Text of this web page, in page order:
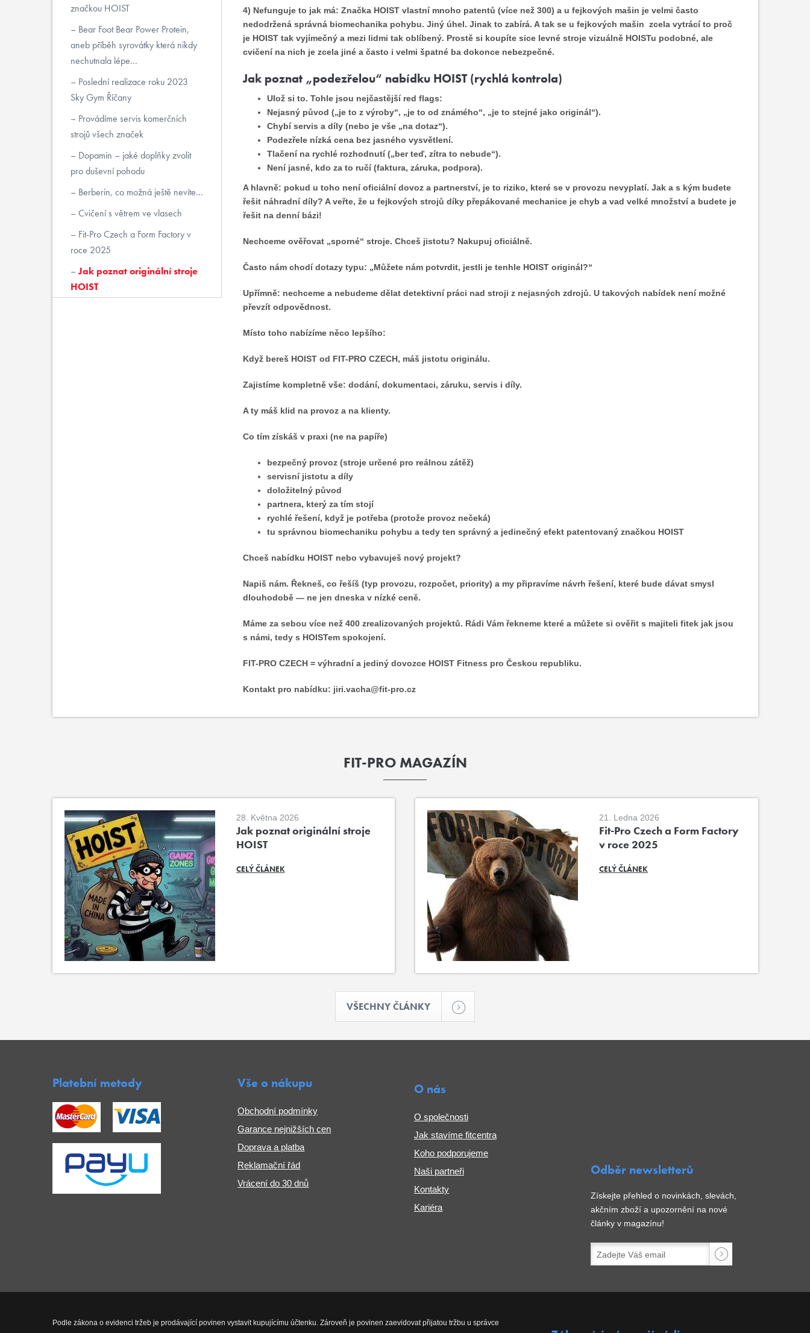
4) Nefunguje to jak má: Značka HOIST vlastní mnoho patentů (více než 300) a u fejkových mašin je velmi často
nedodržená správná biomechanika pohybu. Jiný úhel. Jinak to zabírá. A tak se u fejkových mašin zcela vytrácí to proč
je HOIST tak vyjímečný a mezi lidmi tak oblíbený. Prostě si koupíte sice levné stroje vizuálně HOISTu podobné, ale
cvičení na nich je zcela jiné a často i velmi špatné ba dokonce nebezpečné.
Jak poznat „podezřelou“ nabídku HOIST (rychlá kontrola)
Ulož si to. Tohle jsou nejčastější red flags:
Nejasný původ („je to z výroby“, „je to od známého“, „je to stejné jako originál“).
Chybí servis a díly (nebo je vše „na dotaz“).
Podezřele nízká cena bez jasného vysvětlení.
Tlačení na rychlé rozhodnutí („ber teď, zítra to nebude“).
Není jasné, kdo za to ručí (faktura, záruka, podpora).
A hlavně: pokud u toho není oficiální dovoz a partnerství, je to riziko, které se v provozu nevyplatí. Jak a s kým budete
řešit náhradní díly? A veřte, že u fejkových strojů díky přepákované mechanice je chyb a vad velké množství a budete je
řešit na denní bázi!
Nechceme ověřovat „sporné“ stroje. Chceš jistotu? Nakupuj oficiálně.
Často nám chodí dotazy typu: „Můžete nám potvrdit, jestli je tenhle HOIST originál?“
Upřímně: nechceme a nebudeme dělat detektivní práci nad stroji z nejasných zdrojů. U takových nabídek není možné
převzít odpovědnost.
Místo toho nabízíme něco lepšího:
Když bereš HOIST od FIT-PRO CZECH, máš jistotu originálu.
Zajistíme kompletně vše: dodání, dokumentaci, záruku, servis i díly.
A ty máš klid na provoz a na klienty.
Co tím získáš v praxi (ne na papíře)
bezpečný provoz (stroje určené pro reálnou zátěž)
servisní jistotu a díly
doložitelný původ
partnera, který za tím stojí
rychlé řešení, když je potřeba (protože provoz nečeká)
tu správnou biomechaniku pohybu a tedy ten správný a jedinečný efekt patentovaný značkou HOIST
Chceš nabídku HOIST nebo vybavuješ nový projekt?
Napiš nám. Řekneš, co řešíš (typ provozu, rozpočet, priority) a my připravíme návrh řešení, které bude dávat smysl
dlouhodobě — ne jen dneska v nízké ceně.
Máme za sebou více než 400 zrealizovaných projektů. Rádi Vám řekneme které a můžete si ověřit s majiteli fitek jak jsou
s námi, tedy s HOISTem spokojení.
FIT-PRO CZECH = výhradní a jediný dovozce HOIST Fitness pro Českou republiku.
Kontakt pro nabídku: jiri.vacha@fit-pro.cz
značkou HOIST
Bear Foot Bear Power Protein,
aneb příběh syrovátky která nikdy
nechutnala lépe...
Poslední realizace roku 2023
Sky Gym Říčany
Provádíme servis komerčních
strojů všech značek
Dopamin – jaké doplňky zvolit
pro duševní pohodu
Berberin, co možná ještě nevíte...
Cvičení s větrem ve vlasech
Fit-Pro Czech a Form Factory v
roce 2025
Jak poznat originální stroje
HOIST
FIT-PRO MAGAZÍN
28. Května 2026
Jak poznat originální stroje
HOIST
CELÝ ČLÁNEK
21. Ledna 2026
Fit-Pro Czech a Form Factory
v roce 2025
CELÝ ČLÁNEK
VŠECHNY ČLÁNKY
Platební metody Vše o nákupu
Obchodní podmínky
Garance nejnižších cen
Doprava a platba
Reklamační řád
Vrácení do 30 dnů
O nás
O společnosti
Jak stavíme fitcentra
Koho podporujeme
Naši partneři
Kontakty
Kariéra
Odběr newsletterů
Získejte přehled o novinkách, slevách,
akčním zboží a upozornění na nové
články v magazínu!
Podle zákona o evidenci tržeb je prodávající povinen vystavit kupujícímu účtenku. Zároveň je povinen zaevidovat přijatou tržbu u správce